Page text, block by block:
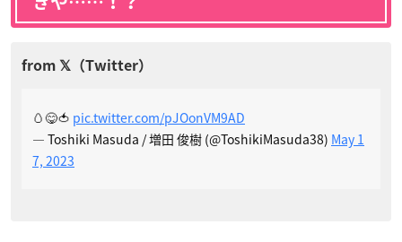
🥚😋🍅 pic.twitter.com/pJOonVM9AD
— Toshiki Masuda / 増田 俊樹 (@ToshikiMasuda38) May 1
7, 2023